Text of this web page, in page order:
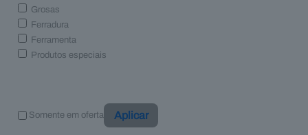
Grosas
Ferradura
Ferramenta
Produtos especiais
Somente em oferta Aplicar